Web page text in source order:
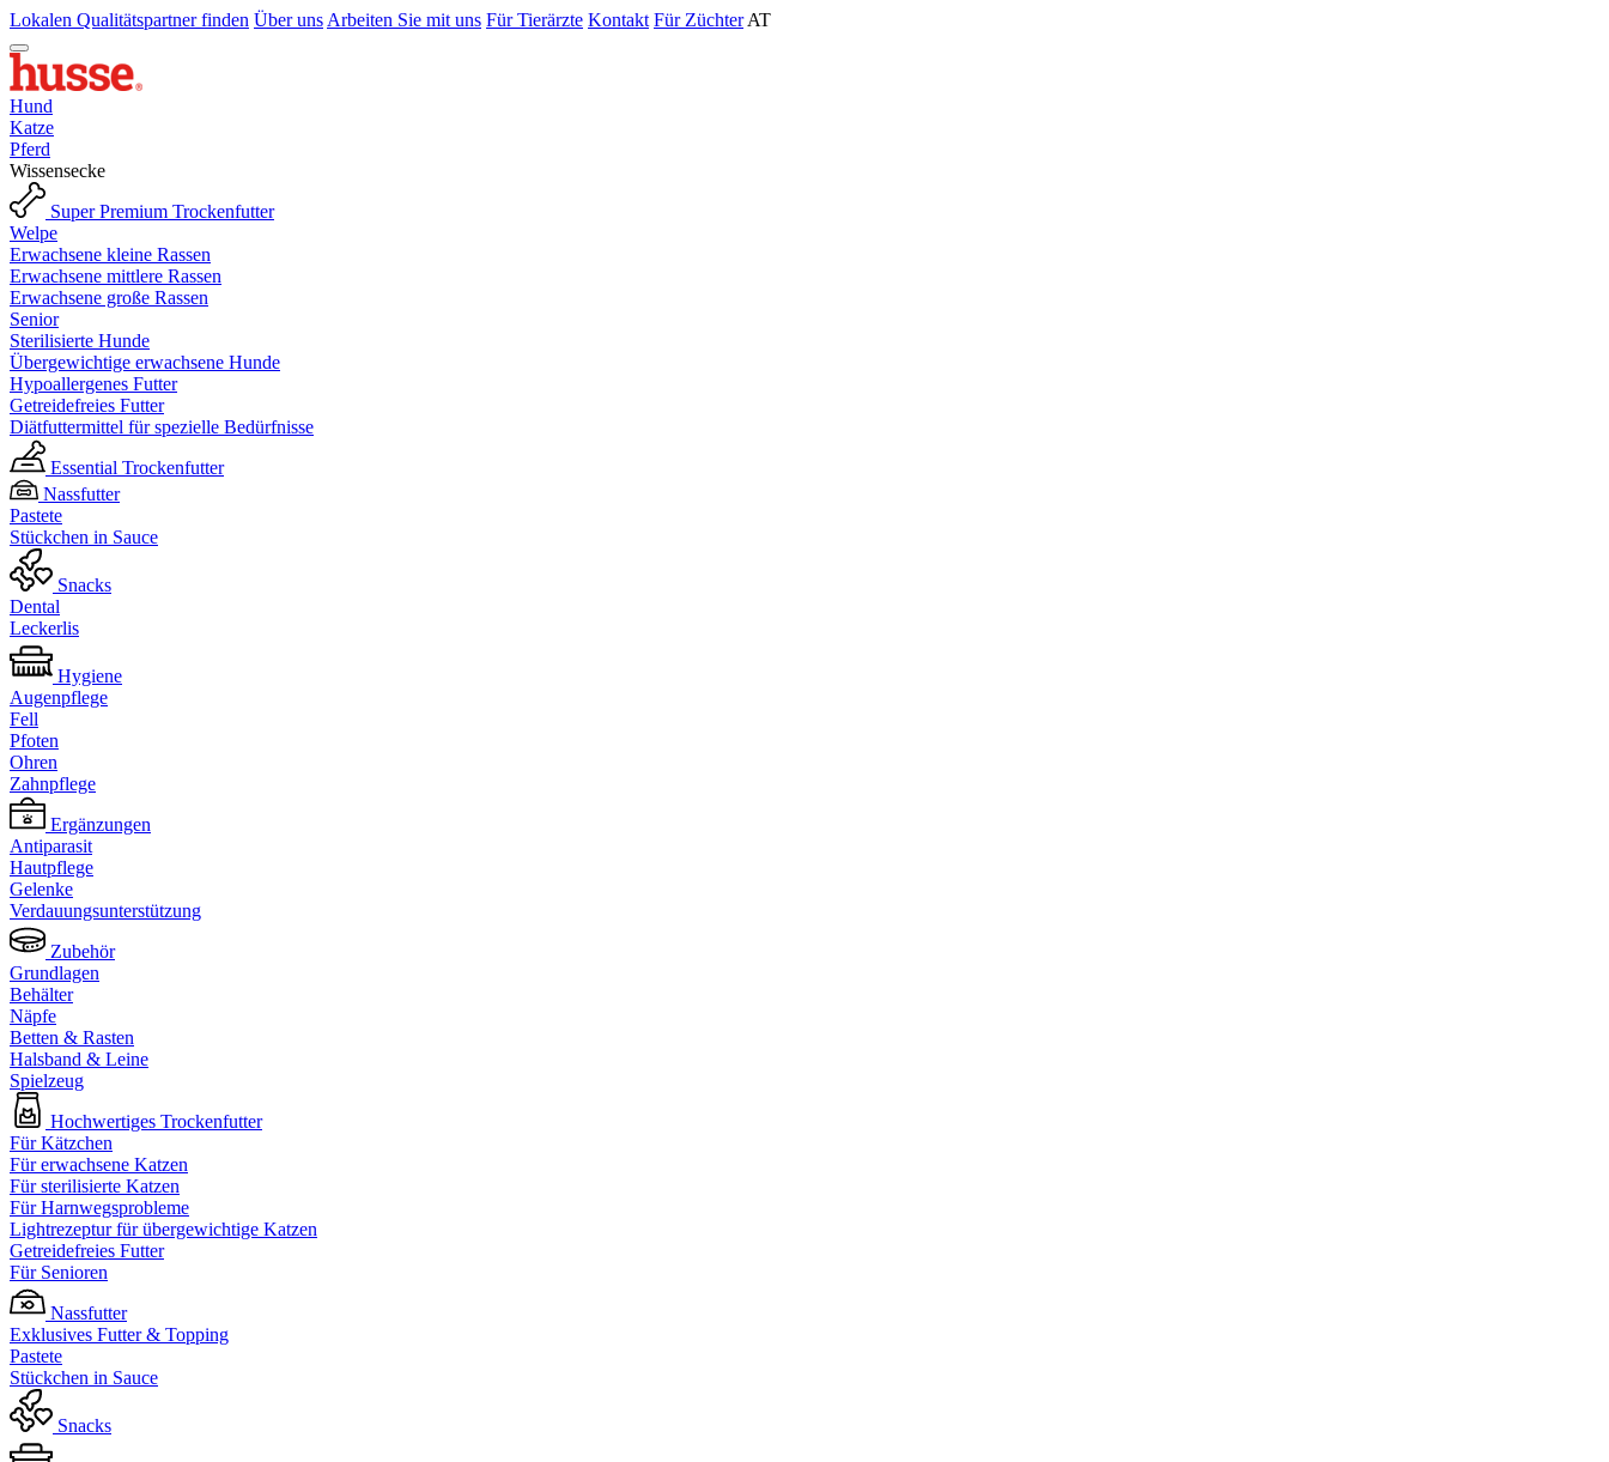
Lokalen Qualitätspartner finden Über uns Arbeiten Sie mit uns Für Tierärzte Kontakt Für Züchter AT
Hund
Katze
Pferd
Wissensecke
Super Premium Trockenfutter
Welpe
Erwachsene kleine Rassen
Erwachsene mittlere Rassen
Erwachsene große Rassen
Senior
Sterilisierte Hunde
Übergewichtige erwachsene Hunde
Hypoallergenes Futter
Getreidefreies Futter
Diätfuttermittel für spezielle Bedürfnisse
Essential Trockenfutter
Nassfutter
Pastete
Stückchen in Sauce
Snacks
Dental
Leckerlis
Hygiene
Augenpflege
Fell
Pfoten
Ohren
Zahnpflege
Ergänzungen
Antiparasit
Hautpflege
Gelenke
Verdauungsunterstützung
Zubehör
Grundlagen
Behälter
Näpfe
Betten & Rasten
Halsband & Leine
Spielzeug
Hochwertiges Trockenfutter
Für Kätzchen
Für erwachsene Katzen
Für sterilisierte Katzen
Für Harnwegsprobleme
Lightrezeptur für übergewichtige Katzen
Getreidefreies Futter
Für Senioren
Nassfutter
Exklusives Futter & Topping
Pastete
Stückchen in Sauce
Snacks